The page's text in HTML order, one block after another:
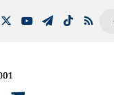
YouTubeTelegram
TikTokRSS